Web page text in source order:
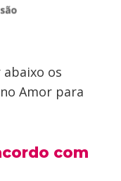
os
Amor para
com